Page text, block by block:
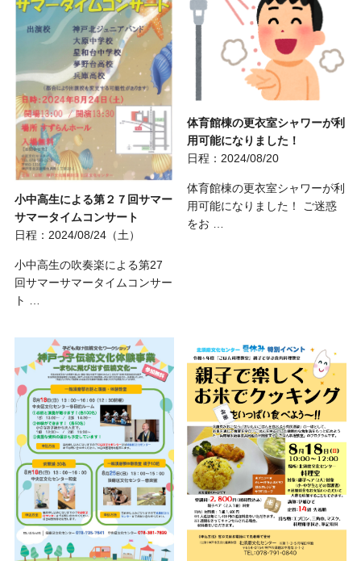
小中高生による第２７回サマー
サマータイムコンサート
日程：2024/08/24（土）
小中高生の吹奏楽による第27
回サマーサマータイムコンサー
ト …
体育館棟の更衣室シャワーが利
用可能になりました！
日程：2024/08/20
体育館棟の更衣室シャワーが利
用可能になりました！ ご迷惑
をお …